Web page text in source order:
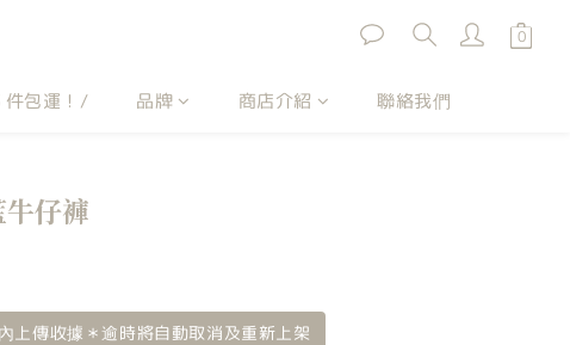
包運！/ 品牌 商店介紹 聯絡我們
仔褲
上傳收據＊逾時將自動取消及重新上架